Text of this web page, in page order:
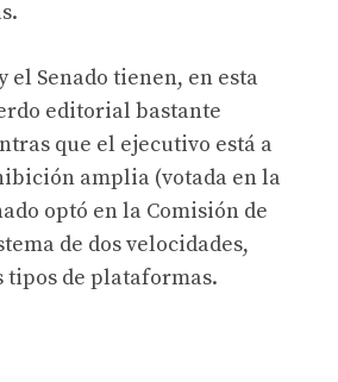
el Senado tienen, en esta
editorial bastante
que el ejecutivo está a
amplia (votada en la
optó en la Comisión de
de dos velocidades,
tipos de plataformas.